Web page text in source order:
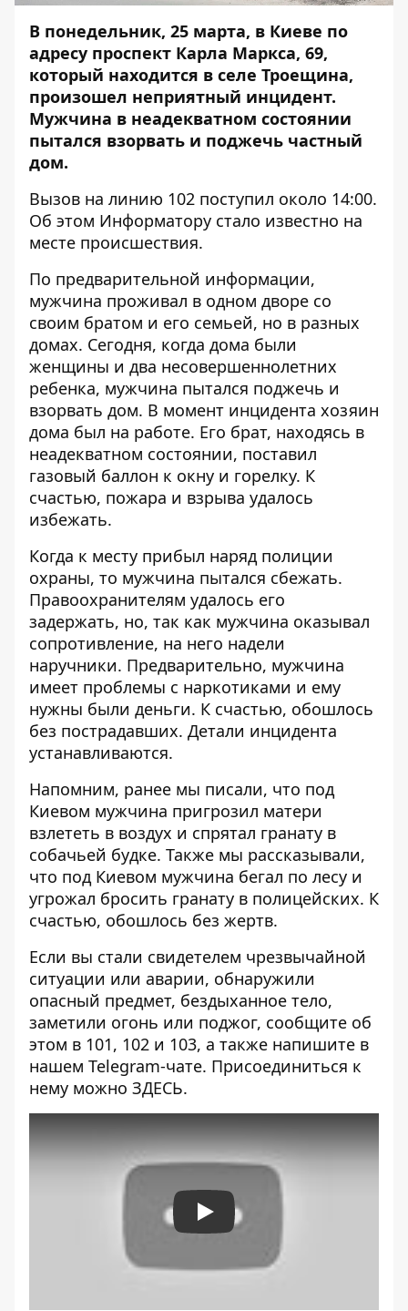
В понедельник, 25 марта, в Киеве по
адресу проспект Карла Маркса, 69,
который находится в селе Троещина,
произошел неприятный инцидент.
Мужчина в неадекватном состоянии
пытался взорвать и поджечь частный
дом.
Вызов на линию 102 поступил около 14:00.
Об этом Информатору стало известно на
месте происшествия.
По предварительной информации,
мужчина проживал в одном дворе со
своим братом и его семьей, но в разных
домах. Сегодня, когда дома были
женщины и два несовершеннолетних
ребенка, мужчина пытался поджечь и
взорвать дом. В момент инцидента хозяин
дома был на работе. Его брат, находясь в
неадекватном состоянии, поставил
газовый баллон к окну и горелку. К
счастью, пожара и взрыва удалось
избежать.
Когда к месту прибыл наряд полиции
охраны, то мужчина пытался сбежать.
Правоохранителям удалось его
задержать, но, так как мужчина оказывал
сопротивление, на него надели
наручники. Предварительно, мужчина
имеет проблемы с наркотиками и ему
нужны были деньги. К счастью, обошлось
без пострадавших. Детали инцидента
устанавливаются.
Напомним, ранее мы писали, что под
Киевом мужчина пригрозил матери
взлететь в воздух и спрятал гранату в
собачьей будке. Также мы рассказывали,
что под Киевом мужчина бегал по лесу и
угрожал бросить гранату в полицейских. К
счастью, обошлось без жертв.
Если вы стали свидетелем чрезвычайной
ситуации или аварии, обнаружили
опасный предмет, бездыханное тело,
заметили огонь или поджог, сообщите об
этом в 101, 102 и 103, а также напишите в
нашем Telegram-чате. Присоединиться к
нему можно ЗДЕСЬ.
Play